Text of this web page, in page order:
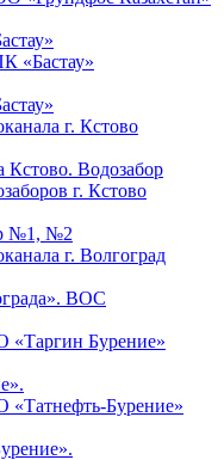
Водозабор
№1, №2
ВОС